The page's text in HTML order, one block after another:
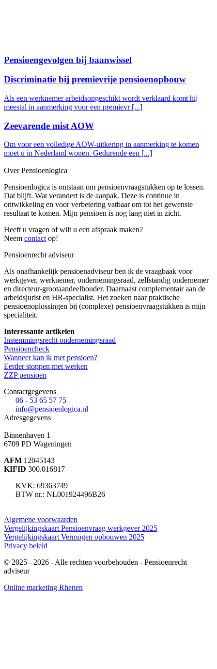
Pensioengevolgen bij baanwissel
Discriminatie bij premievrije pensioenopbouw
Als een werknemer arbeidsongeschikt wordt verklaard komt hij
meestal in aanmerking voor een premievr [...]
Zeevarende mist AOW
Om voor een volledige AOW-uitkering in aanmerking te komen
moet u in Nederland wonen. Gedurende een [...]
Over Pensioenlogica
Pensioenlogica is ontstaan om pensioenvraagstukken op te lossen.
Dat blijft. Wat verandert is de aanpak. Deze is continue in
ontwikkeling en voor verbetering vatbaar om tot het gewenste
resultaat te komen. Mijn pensioen is nog lang niet in zicht.
Heeft u vragen of wilt u een afspraak maken?
Neem contactop!
Pensioenrecht adviseur
Als onafhankelijk pensioenadviseur ben ik de vraagbaak voor
werkgever, werknemer, ondernemingsraad, zelfstandig ondernemer
en directeur-grootaandeelhouder. Daarnaast complementair aan de
arbeidsjurist en HR-specialist. Het zoeken naar praktische
pensioenoplossingen bij (complexe) pensioenvraagstukken is mijn
specialiteit.
Interessante artikelen
Instemmingsrecht ondernemingsraad
Pensioencheck
Wanneer kan ik met pensioen?
Eerder stoppen met werken
ZZP pensioen
Contactgegevens
06 - 53 65 57 75
info@pensioenlogica.nl
Adresgegevens
Binnenhaven 1
6709 PD Wageningen
AFM 12045143
KIFID 300.016817
KVK: 69363749
BTW nr.: NL001924496B26
Algemene voorwaarden
Vergelijkingskaart Pensioenvraag werkgever 2025
Vergelijkingskaart Vermogen opbouwen 2025
Privacy beleid
© 2025 - 2026 - Alle rechten voorbehouden - Pensioenrecht
adviseur
Online marketing Rhenen